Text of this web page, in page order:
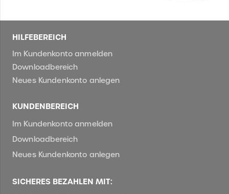
HILFEBEREICH
Im Kundenkonto anmelden
Downloadbereich
Neues Kundenkonto anlegen
KUNDENBEREICH
Im Kundenkonto anmelden
Downloadbereich
Neues Kundenkonto anlegen
SICHERES BEZAHLEN MIT: